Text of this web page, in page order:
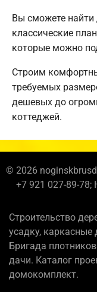
Вы сможете найти
классические
которые можно
Строим
требуемых
дешевых до
коттеджей.
© 2026
+7 921 027-89-78;
Строительство
усадку,
Бригада
дачи. Каталог
домокомплект.